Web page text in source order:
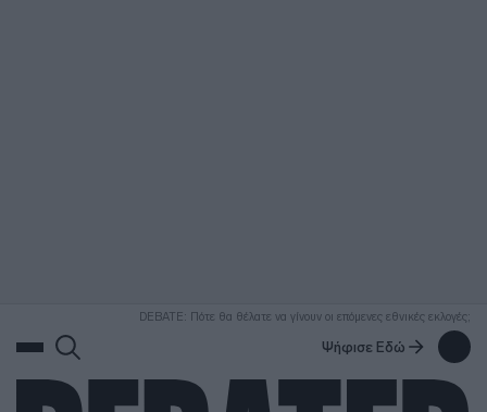
DEBATE: Πότε θα θέλατε να γίνουν οι επόμενες εθνικές εκλογές;
Ψήφισε Εδώ